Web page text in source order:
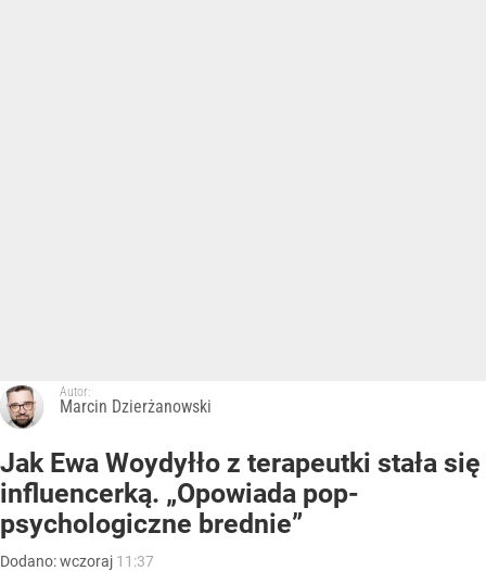
Autor:
Marcin Dzierżanowski
Jak Ewa Woydyłło z terapeutki stała się
influencerką. „Opowiada pop-
psychologiczne brednie”
Dodano:wczoraj 11:37